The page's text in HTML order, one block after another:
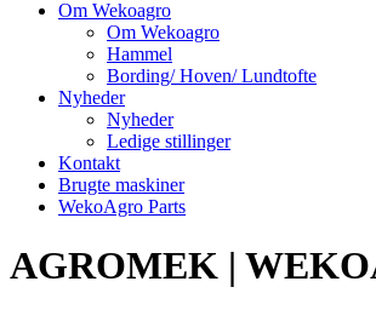
Om Wekoagro
Om Wekoagro
Hammel
Bording/ Hoven/ Lundtofte
Nyheder
Nyheder
Ledige stillinger
Kontakt
Brugte maskiner
WekoAgro Parts
AGROMEK |